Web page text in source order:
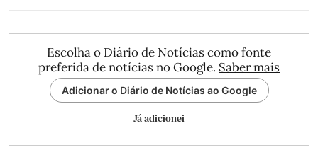
Escolha o Diário de Notícias como fonte
preferida de notícias no Google. Saber mais
Adicionar o Diário de Notícias ao Google
Já adicionei